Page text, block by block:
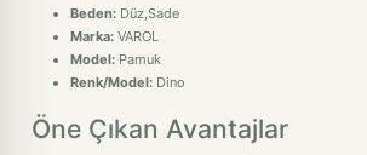
Beden: Düz,Sade
Marka: VAROL
Model: Pamuk
Renk/Model: Dino
Öne Çıkan Avantajlar